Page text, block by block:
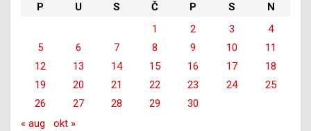
P
U S Č P S
N
1
2 3
4
5
6 7 8 9 10
11
12
13 14 15 16 17
18
19
20 21 22 23 24
25
26
27 28 29
30
« aug
okt »